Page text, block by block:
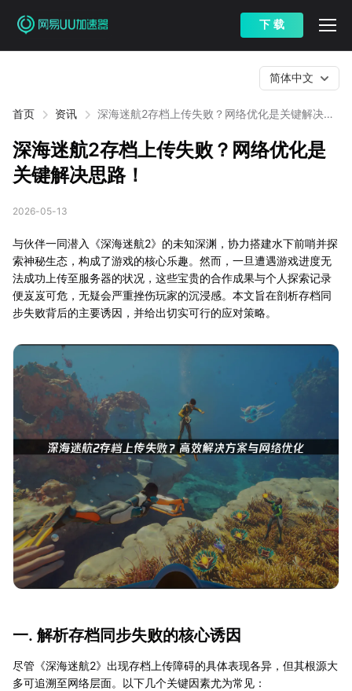
下 载
首页 资讯
深海迷航2存档上传失败？网络优化是关键解决思
简体中文
深海迷航2存档上传失败？网络优化是
关键解决思路！
2026-05-13
与伙伴一同潜入《深海迷航2》的未知深渊，协力搭建水下前哨并探
索神秘生态，构成了游戏的核心乐趣。然而，一旦遭遇游戏进度无
法成功上传至服务器的状况，这些宝贵的合作成果与个人探索记录
便岌岌可危，无疑会严重挫伤玩家的沉浸感。本文旨在剖析存档同
步失败背后的主要诱因，并给出切实可行的应对策略。
一. 解析存档同步失败的核心诱因
尽管《深海迷航2》出现存档上传障碍的具体表现各异，但其根源大
多可追溯至网络层面。以下几个关键因素尤为常见：